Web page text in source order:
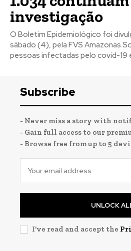
investigação
O Boletim Epidemiológico foi
sábado (4), pela FVS
pessoas infectadas pelo covid-19
Subscribe
- Never miss a story with
- Gain full access to our
- Browse free from up to 5
UNLOCK
I've read and accept the